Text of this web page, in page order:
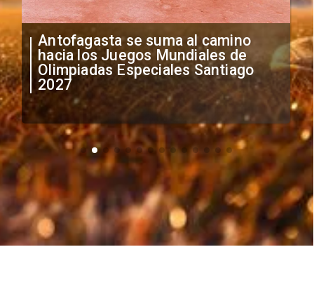
"Falta de profesionalismo": Sifup
anuncia medidas por situación
irregular de futbolistas
extranjeros